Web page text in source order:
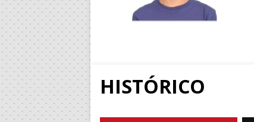
HISTÓRICO